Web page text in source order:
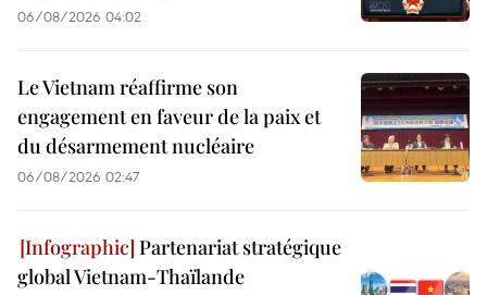
06/08/2026 04:02
Le Vietnam réaffirme son
engagement en faveur de la paix et
du désarmement nucléaire
06/08/2026 02:47
Partenariat stratégique
global Vietnam-Thaïlande